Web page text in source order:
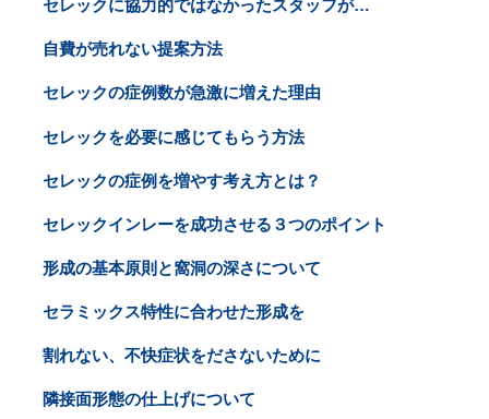
セレックに協力的ではなかったスタッフが…
自費が売れない提案方法
セレックの症例数が急激に増えた理由
セレックを必要に感じてもらう方法
セレックの症例を増やす考え方とは？
セレックインレーを成功させる３つのポイント
形成の基本原則と窩洞の深さについて
セラミックス特性に合わせた形成を
割れない、不快症状をださないために
隣接面形態の仕上げについて